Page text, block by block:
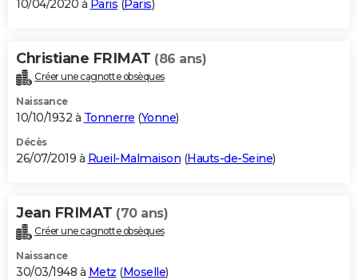
10/04/2020 à Paris (Paris)
Christiane FRIMAT (86 ans)
Créer une cagnotte obsèques
Naissance
10/10/1932 à Tonnerre (Yonne)
Décès
26/07/2019 à Rueil-Malmaison (Hauts-de-Seine)
Jean FRIMAT (70 ans)
Créer une cagnotte obsèques
Naissance
30/03/1948 à Metz (Moselle)